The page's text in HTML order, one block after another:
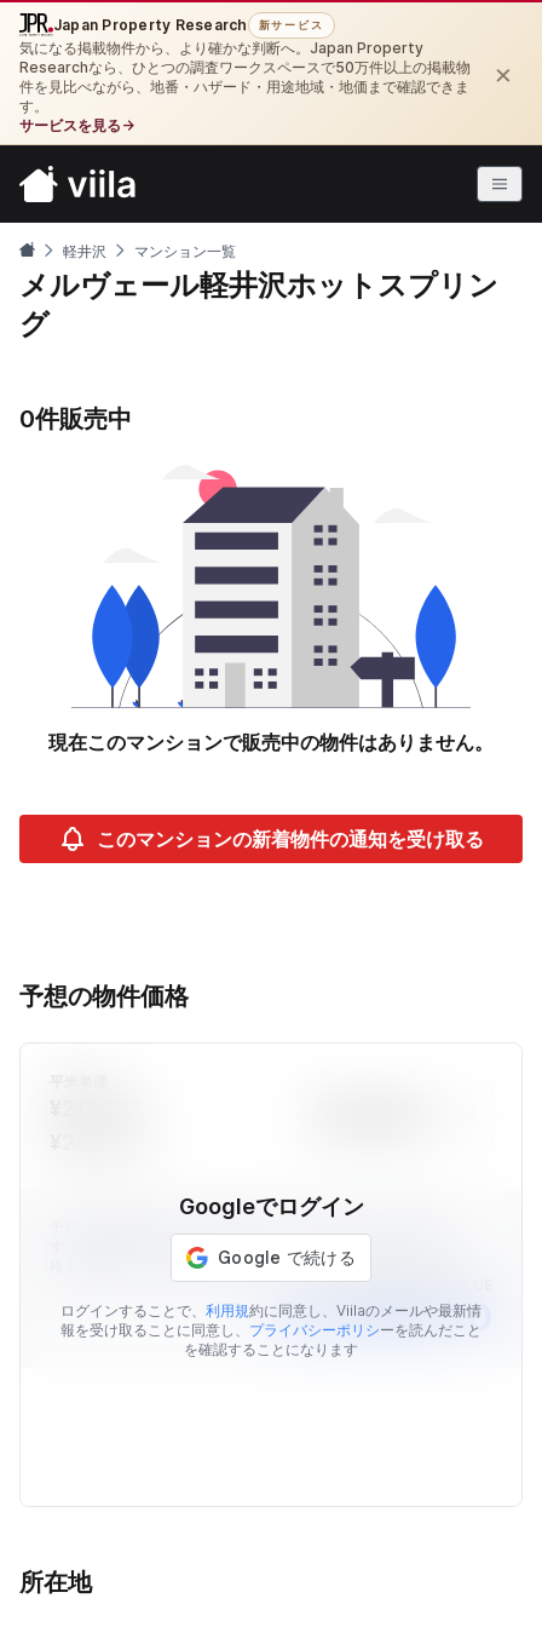
Japan Property Research 新サービス
気になる掲載物件から、より確かな判断へ。Japan Property
Researchなら、ひとつの調査ワークスペースで50万件以上の掲載物
件を見比べながら、地番・ハザード・用途地域・地価まで確認できま
す。
サービスを見る →
×
軽井沢 マンション一覧
メルヴェール軽井沢ホットスプリン
グ
0件販売中
現在このマンションで販売中の物件はありません。
このマンションの新着物件の通知を受け取る
予想の物件価格
Googleでログイン
ログインすることで、 利用規約に同意し、Viilaのメールや最新情
報を受け取ることに同意し、 プライバシーポリシーを読んだこと
を確認することになります
す。表示されている予想価格はあくまでも目安であり、販売価
格を保証するものではありません。
AVERAGE MARKET VALUE
￥12,258,770
所在地